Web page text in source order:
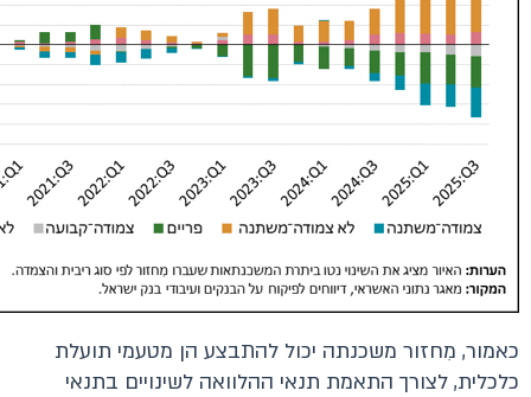
כאמור, מִחזור משכנתה יכול להתבצע הן מטעמי תועלת
כלכלית, לצורך התאמת תנאי ההלוואה לשינויים בתנאי